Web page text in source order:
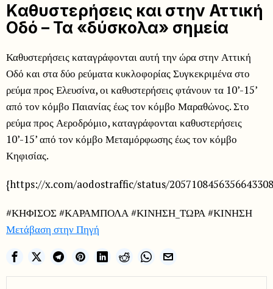
Kαθυστερήσεις και στην Αττική
Οδό – Τα «δύσκολα» σημεία
Καθυστερήσεις καταγράφονται αυτή την ώρα στην Αττική
Οδό και στα δύο ρεύματα κυκλοφορίας Συγκεκριμένα στο
ρεύμα προς Ελευσίνα, οι καθυστερήσεις φτάνουν τα 10’-15’
από τον κόμβο Παιανίας έως τον κόμβο Μαραθώνος. Στο
ρεύμα προς Αεροδρόμιο, καταγράφονται καθυστερήσεις
10’-15’ από τον κόμβο Μεταμόρφωσης έως τον κόμβο
Κηφισίας.
{https://x.com/aodostraffic/status/
#ΚΗΦΙΣΟΣ #ΚΑΡΑΜΠΟΛΑ #ΚΙΝΗΣΗ_ΤΩΡΑ #ΚΙΝΗΣΗ
Μετάβαση στην Πηγή